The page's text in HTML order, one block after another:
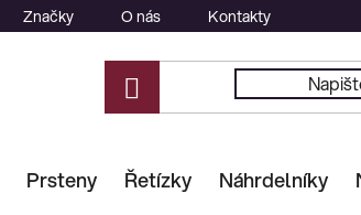
Značky O nás Kontakty
Prsteny Řetízky Náhrdelníky